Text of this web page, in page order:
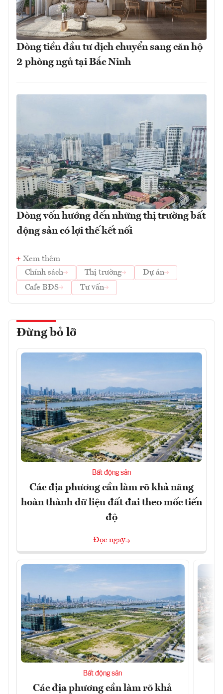
Dòng tiền đầu tư dịch chuyển sang căn hộ
2 phòng ngủ tại Bắc Ninh
Dòng vốn hướng đến những thị trường bất
động sản có lợi thế kết nối
Xem thêm
Chính sách
Thị trường
Dự án
Cafe BĐS
Tư vấn
Đừng bỏ lỡ
Bất động sản
Các địa phương cần làm rõ khả năng
hoàn thành dữ liệu đất đai theo mốc tiến
độ
Đọc ngay
Bất động sản
Các địa phương cần làm rõ khả